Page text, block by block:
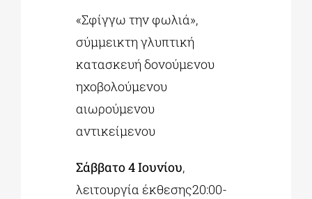
«Σφίγγω την φωλιά»,
σύμμεικτη γλυπτική
κατασκευή δονούμενου
ηχοβολούμενου
αιωρούμενου
αντικείμενου
Σάββατο 4 Ιουνίου,
λειτουργία έκθεσης20:00-